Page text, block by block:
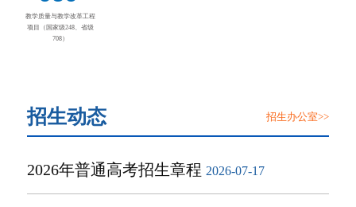
教学质量与教学改革工程
项目（国家级248、省级
708）
招生办公室>>
招生动态
2026年普通高考招生章程 2026-07-17